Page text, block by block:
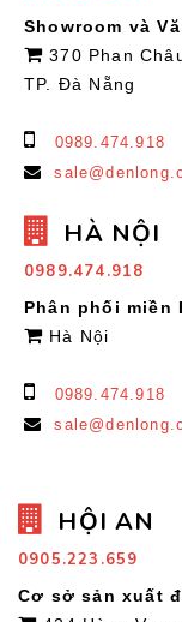
Showroom và
370 Phan
TP. Đà Nẵng
0989.474.918
HÀ NỘI
0989.474.918
Phân phối miền
Hà Nội
0989.474.918
HỘI AN
0905.223.659
Cơ sở sản xuất